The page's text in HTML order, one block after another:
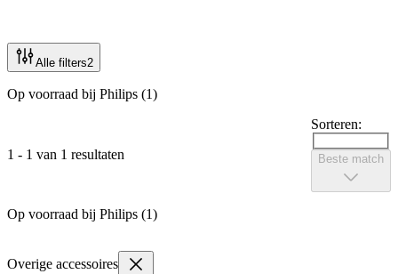
Alle filters2
Op voorraad bij Philips (1)
1 - 1 van 1 resultaten
Sorteren:
Beste match
Op voorraad bij Philips (1)
Overige accessoires